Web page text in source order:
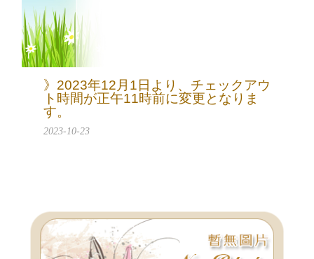
》2023年12月1日より、チェックアウ
ト時間が正午11時前に変更となりま
す。
2023-10-23